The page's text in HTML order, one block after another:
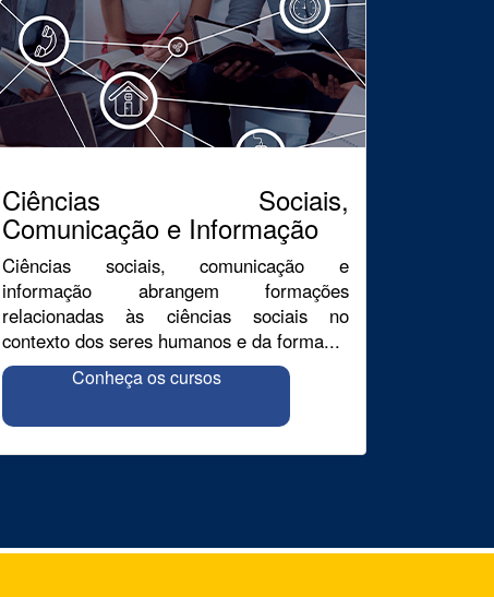
Ciências Sociais,
Comunicação e Informação
Ciências sociais, comunicação e
informação abrangem formações
relacionadas às ciências sociais no
contexto dos seres humanos e da forma...
Conheça os cursos